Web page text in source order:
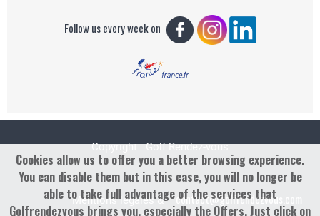
Follow us every week on
Copyright : Golf Rendez-vous
Mentions légales &
contact@golfrendezvous.com
Cookies allow us to offer you a better browsing experience.
You can disable them but in this case, you will no longer be
able to take full advantage of the services that
Golfrendezvous brings you, especially the Offers. Just click on